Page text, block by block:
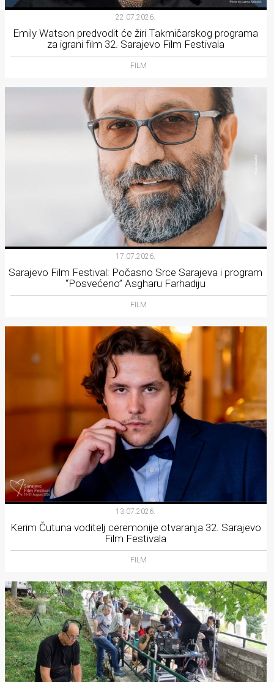
22.07.2026.
Emily Watson predvodit će žiri Takmičarskog programa
za igrani film 32. Sarajevo Film Festivala
FILM
17.07.2026.
Sarajevo Film Festival: Počasno Srce Sarajeva i program
“Posvećeno” Asgharu Farhadiju
FILM
13.07.2026.
Kerim Čutuna voditelj ceremonije otvaranja 32. Sarajevo
Film Festivala
FILM